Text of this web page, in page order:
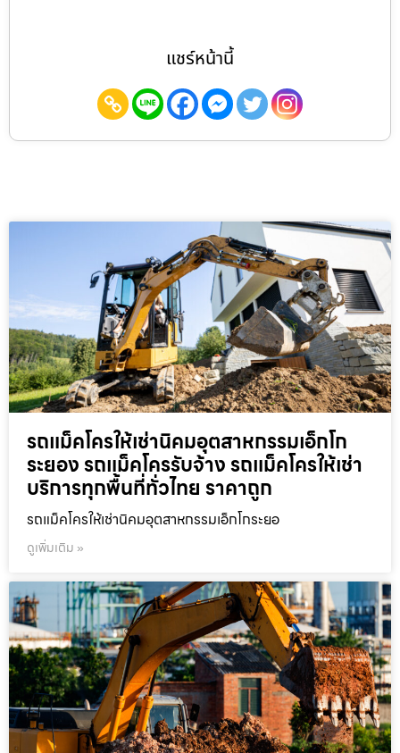
แชร์หน้านี้
รถแม็คโครให้เช่านิคมอุตสาหกรรมเอ็กโก
ระยอง รถแม็คโครรับจ้าง รถแม็คโครให้เช่า
บริการทุกพื้นที่ทั่วไทย ราคาถูก
รถแม็คโครให้เช่านิคมอุตสาหกรรมเอ็กโกระยอ
ดูเพิ่มเติม »